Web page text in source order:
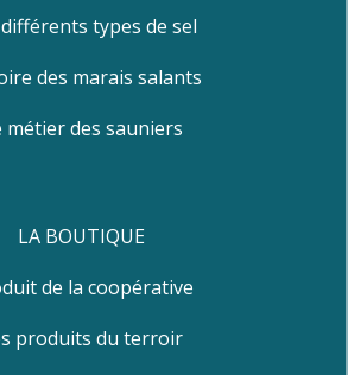
types de sel
des marais salants
métier des sauniers
LA BOUTIQUE
de la coopérative
produits du terroir